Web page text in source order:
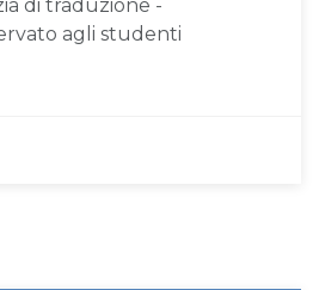
di traduzione -
agli studenti